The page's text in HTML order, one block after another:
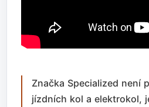
Značka Specialized není
jízdních kol a elektrokol,